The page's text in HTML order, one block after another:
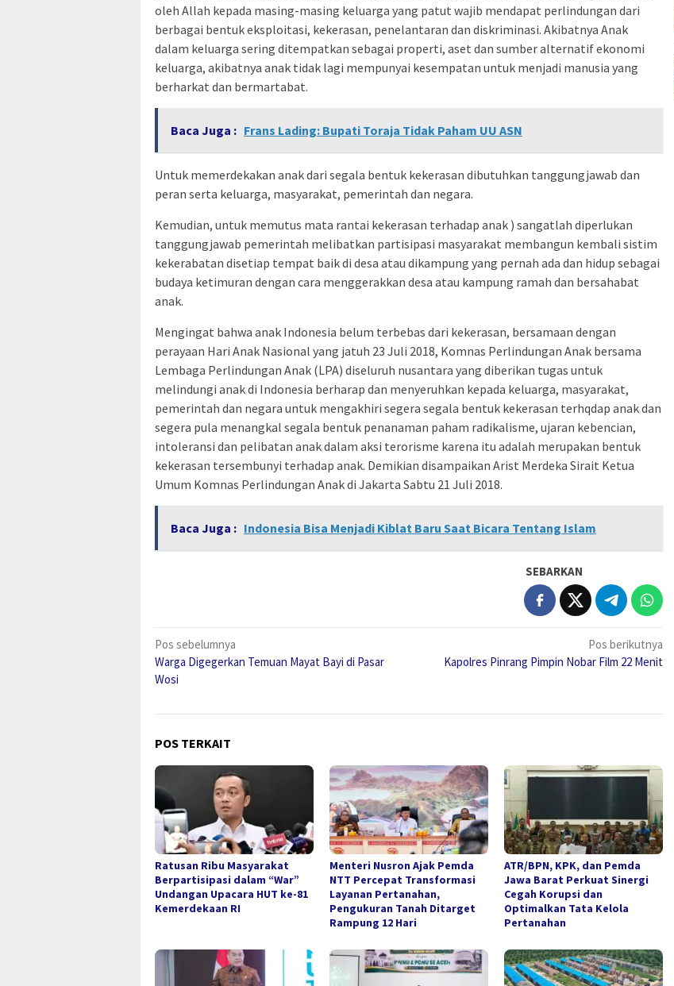
oleh Allah kepada masing-masing keluarga yang patut wajib mendapat perlindungan dari
berbagai bentuk eksploitasi, kekerasan, penelantaran dan diskriminasi. Akibatnya Anak
dalam keluarga sering ditempatkan sebagai properti, aset dan sumber alternatif ekonomi
keluarga, akibatnya anak tidak lagi mempunyai kesempatan untuk menjadi manusia yang
berharkat dan bermartabat.
Baca Juga : Frans Lading: Bupati Toraja Tidak Paham UU ASN
Untuk memerdekakan anak dari segala bentuk kekerasan dibutuhkan tanggungjawab dan
peran serta keluarga, masyarakat, pemerintah dan negara.
Kemudian, untuk memutus mata rantai kekerasan terhadap anak ) sangatlah diperlukan
tanggungjawab pemerintah melibatkan partisipasi masyarakat membangun kembali sistim
kekerabatan disetiap tempat baik di desa atau dikampung yang pernah ada dan hidup sebagai
budaya ketimuran dengan cara menggerakkan desa atau kampung ramah dan bersahabat
anak.
Mengingat bahwa anak Indonesia belum terbebas dari kekerasan, bersamaan dengan
perayaan Hari Anak Nasional yang jatuh 23 Juli 2018, Komnas Perlindungan Anak bersama
Lembaga Perlindungan Anak (LPA) diseluruh nusantara yang diberikan tugas untuk
melindungi anak di Indonesia berharap dan menyeruhkan kepada keluarga, masyarakat,
pemerintah dan negara untuk mengakhiri segera segala bentuk kekerasan terhqdap anak dan
segera pula menangkal segala bentuk penanaman paham radikalisme, ujaran kebencian,
intoleransi dan pelibatan anak dalam aksi terorisme karena itu adalah merupakan bentuk
kekerasan tersembunyi terhadap anak. Demikian disampaikan Arist Merdeka Sirait Ketua
Umum Komnas Perlindungan Anak di Jakarta Sabtu 21 Juli 2018.
Baca Juga : Indonesia Bisa Menjadi Kiblat Baru Saat Bicara Tentang Islam
SEBARKAN
Navigasi
pos
Pos sebelumnya
Warga Digegerkan Temuan Mayat Bayi di Pasar
Wosi
Pos berikutnya
Kapolres Pinrang Pimpin Nobar Film 22 Menit
POS TERKAIT
Ratusan Ribu Masyarakat
Berpartisipasi dalam “War”
Undangan Upacara HUT ke-81
Kemerdekaan RI
Menteri Nusron Ajak Pemda
NTT Percepat Transformasi
Layanan Pertanahan,
Pengukuran Tanah Ditarget
Rampung 12 Hari
ATR/BPN, KPK, dan Pemda
Jawa Barat Perkuat Sinergi
Cegah Korupsi dan
Optimalkan Tata Kelola
Pertanahan